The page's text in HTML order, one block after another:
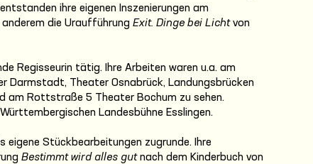
ihre eigenen Inszenierungen am
die Uraufführung Exit. Dinge bei Lichtvon
Regisseurin tätig. Ihre Arbeiten waren u.a. am
Darmstadt, Theater Osnabrück, Landungsbrücken
am Rottstraße 5 Theater Bochum zu sehen.
Landesbühne Esslingen.
eigene Stückbearbeitungen zugrunde. Ihre
Bestimmt wird alles gutnach dem Kinderbuch von